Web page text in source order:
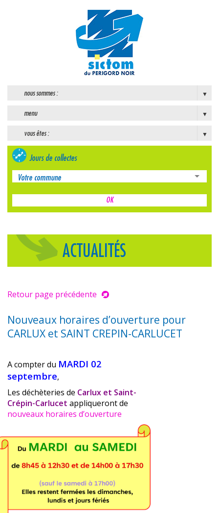
nous sommes :
menu
vous êtes :
Jours de collectes
ACTUALITÉS
Retour page précédente
Nouveaux horaires d’ouverture pour
CARLUX et SAINT CREPIN-CARLUCET
A compter du MARDI 02
septembre,
Les déchèteries de Carlux et Saint-
Crépin-Carlucet appliqueront de
nouveaux horaires d’ouverture